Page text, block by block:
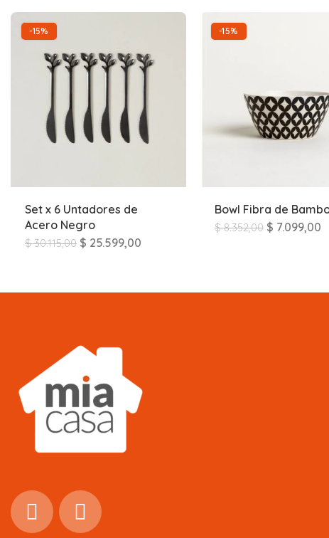
-15%
Set x 6 Untadores de
Acero Negro
$30.115,00 $ 25.599,00
-15%
Bowl Fibra de
$8.352,00 $ 7.099,00